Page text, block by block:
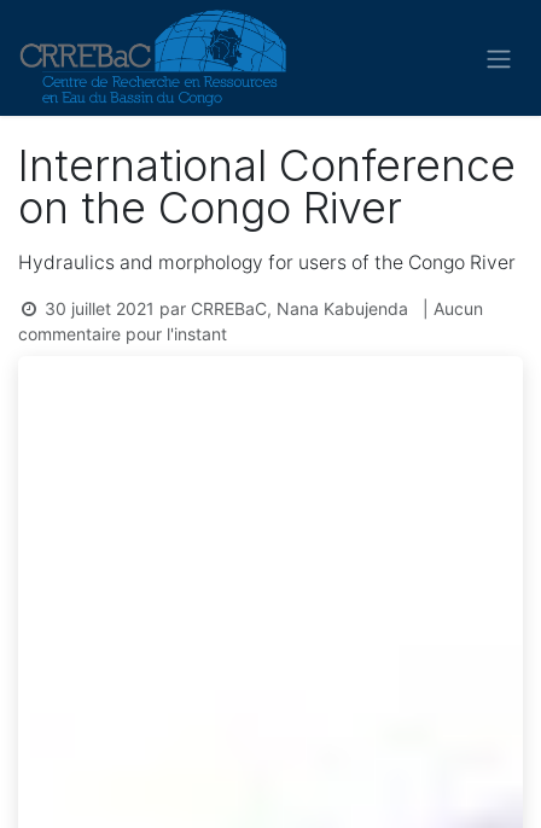
International Conference
on the Congo River
Hydraulics and morphology for users of the Congo River
30 juillet 2021 par CRREBaC, Nana Kabujenda
| Aucun
commentaire pour l'instant